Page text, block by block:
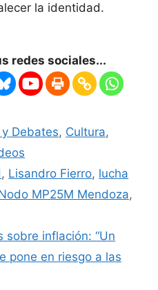
la identidad.
redes sociales...
Debates, Cultura,
, Lisandro Fierro, lucha
MP25M Mendoza,
sobre inflación: “Un
pone en riesgo a las